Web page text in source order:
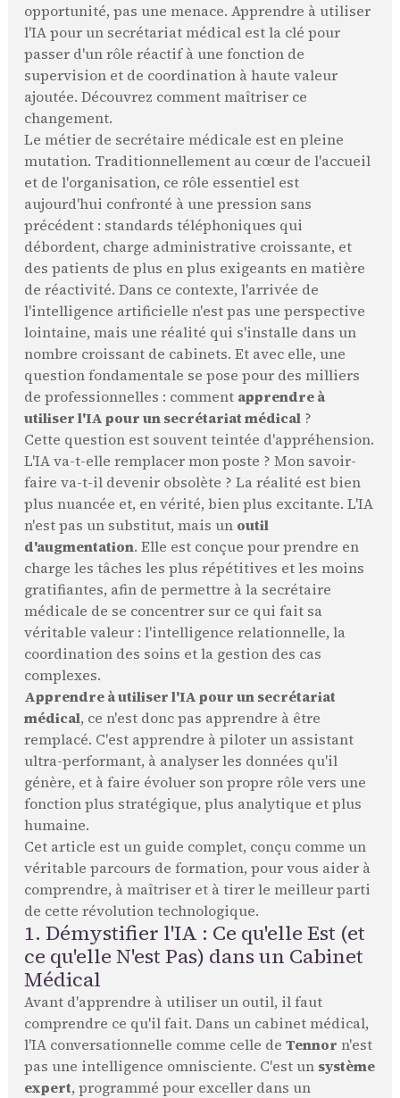
opportunité, pas une menace. Apprendre à utiliser
l'IA pour un secrétariat médical est la clé pour
passer d'un rôle réactif à une fonction de
supervision et de coordination à haute valeur
ajoutée. Découvrez comment maîtriser ce
changement.
Le métier de secrétaire médicale est en pleine
mutation. Traditionnellement au cœur de l'accueil
et de l'organisation, ce rôle essentiel est
aujourd'hui confronté à une pression sans
précédent : standards téléphoniques qui
débordent, charge administrative croissante, et
des patients de plus en plus exigeants en matière
de réactivité. Dans ce contexte, l'arrivée de
l'intelligence artificielle n'est pas une perspective
lointaine, mais une réalité qui s'installe dans un
nombre croissant de cabinets. Et avec elle, une
question fondamentale se pose pour des milliers
de professionnelles : comment apprendre à
utiliser l'IA pour un secrétariat médical?
Cette question est souvent teintée d'appréhension.
L'IA va-t-elle remplacer mon poste ? Mon savoir-
faire va-t-il devenir obsolète ? La réalité est bien
plus nuancée et, en vérité, bien plus excitante. L'IA
n'est pas un substitut, mais un outil
d'augmentation. Elle est conçue pour prendre en
charge les tâches les plus répétitives et les moins
gratifiantes, afin de permettre à la secrétaire
médicale de se concentrer sur ce qui fait sa
véritable valeur : l'intelligence relationnelle, la
coordination des soins et la gestion des cas
complexes.
Apprendre à utiliser l'IA pour un secrétariat
médical, ce n'est donc pas apprendre à être
remplacé. C'est apprendre à piloter un assistant
ultra-performant, à analyser les données qu'il
génère, et à faire évoluer son propre rôle vers une
fonction plus stratégique, plus analytique et plus
humaine.
Cet article est un guide complet, conçu comme un
véritable parcours de formation, pour vous aider à
comprendre, à maîtriser et à tirer le meilleur parti
de cette révolution technologique.
1. Démystifier l'IA : Ce qu'elle Est (et
ce qu'elle N'est Pas) dans un Cabinet
Médical
Avant d'apprendre à utiliser un outil, il faut
comprendre ce qu'il fait. Dans un cabinet médical,
l'IA conversationnelle comme celle de Tennor n'est
pas une intelligence omnisciente. C'est un système
expert, programmé pour exceller dans un